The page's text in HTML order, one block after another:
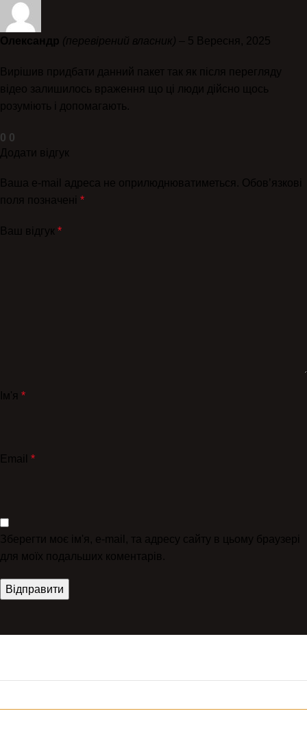
Олександр (перевірений власник) – 5 Вересня, 2025
Вирішив придбати данний пакет так як після перегляду
відео залишилось враження що ці люди дійсно щось
розуміють і допомагають.
0 0
Додати відгук
Ваша e-mail адреса не оприлюднюватиметься. Обов’язкові
поля позначені *
Ваш відгук *
Ім'я *
Email *
Зберегти моє ім'я, e-mail, та адресу сайту в цьому браузері
для моїх подальших коментарів.